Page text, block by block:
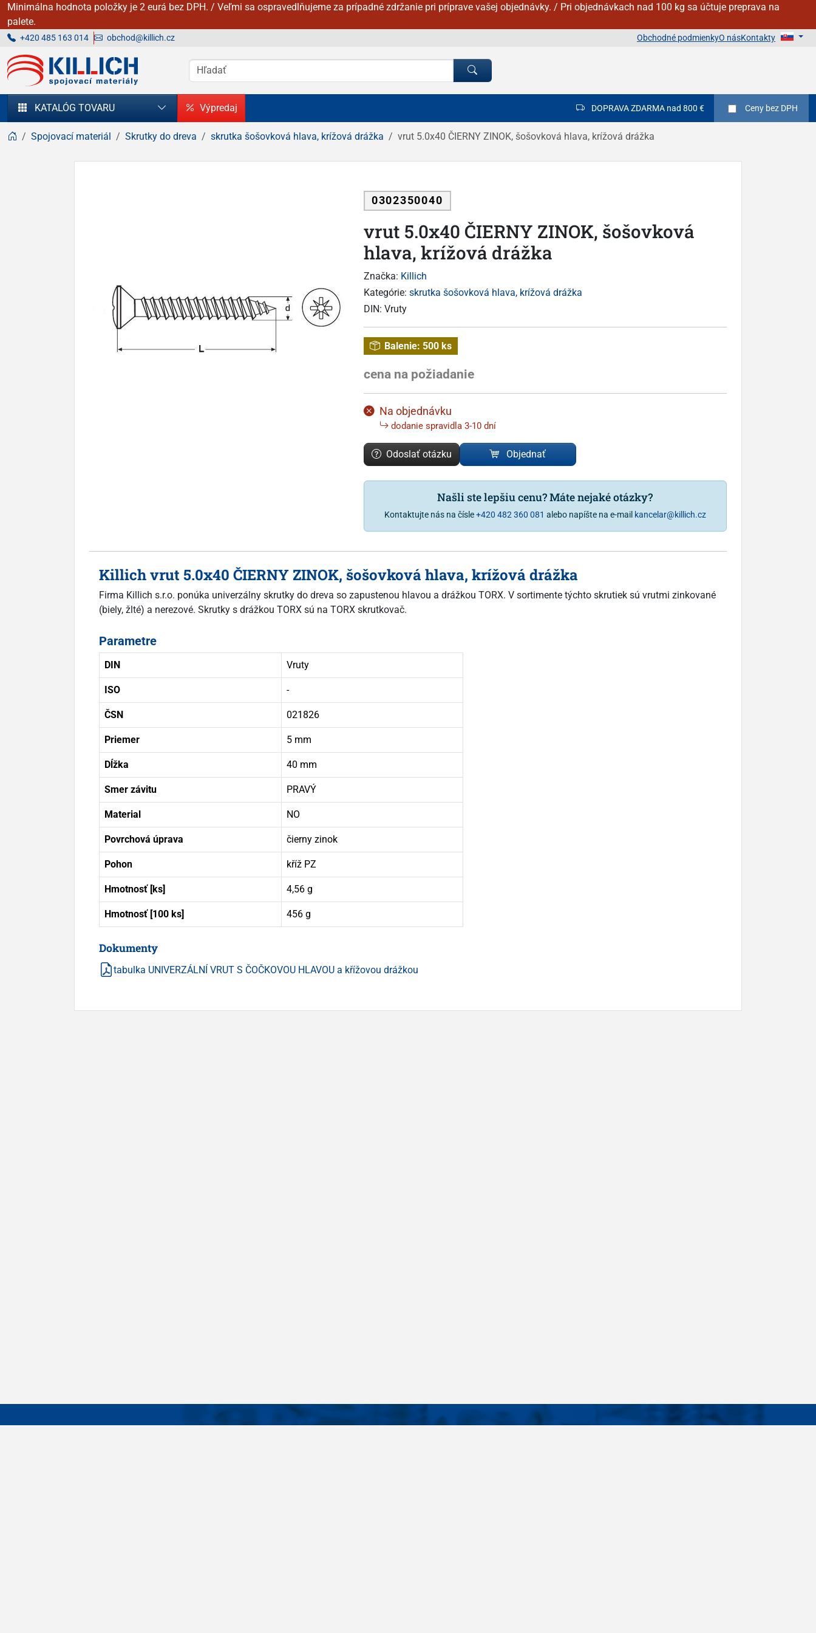
Minimálna hodnota položky je 2 eurá bez DPH. / Veľmi sa ospravedlňujeme za prípadné zdržanie pri príprave vašej objednávky. / Pri objednávkach nad 100 kg sa účtuje preprava na
palete.
+420 485 163 014 obchod@killich.cz Obchodné podmienkyO násKontakty
KILLICH - Spojovacie materiály
KATALÓG TOVARU Výpredaj DOPRAVA ZDARMA nad 800 € Ceny bez DPH
Spojovací materiál Skrutky do dreva skrutka šošovková hlava, krížová drážka vrut 5.0x40 ČIERNY ZINOK, šošovková hlava, krížová drážka
0302350040
vrut 5.0x40 ČIERNY ZINOK, šošovková
hlava, krížová drážka
Značka: Killich
Kategórie: skrutka šošovková hlava, krížová drážka
DIN: Vruty
Balenie: 500 ks
cena na požiadanie
Na objednávku
dodanie spravidla 3-10 dní
Odoslať otázku Objednať
Našli ste lepšiu cenu? Máte nejaké otázky?
Kontaktujte nás na čísle+420 482 360 081 alebo napíšte na e-mail kancelar@killich.cz
Killich vrut 5.0x40 ČIERNY ZINOK, šošovková hlava, krížová drážka
Firma Killich s.r.o. ponúka univerzálny skrutky do dreva so zapustenou hlavou a drážkou TORX. V sortimente týchto skrutiek sú vrutmi zinkované
(biely, žlté) a nerezové. Skrutky s drážkou TORX sú na TORX skrutkovač.
Parametre
DIN Vruty
ISO -
ČSN 021826
Priemer 5 mm
Dĺžka 40 mm
Smer závitu PRAVÝ
Material NO
Povrchová úprava čierny zinok
Pohon kříž PZ
Hmotnosť [ks] 4,56 g
Hmotnosť [100 ks] 456 g
Dokumenty
tabulka UNIVERZÁLNÍ VRUT S ČOČKOVOU HLAVOU a křížovou drážkou